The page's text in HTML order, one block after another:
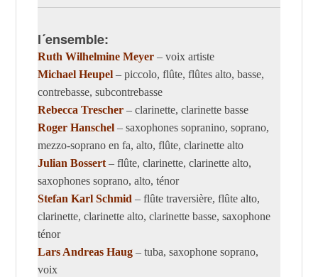
l´ensemble:
Ruth Wilhelmine Meyer– voix artiste
Michael Heupel– piccolo, flûte, flûtes alto, basse,
contrebasse, subcontrebasse
Rebecca Trescher – clarinette, clarinette basse
Roger Hanschel– saxophones sopranino, soprano,
mezzo-soprano en fa, alto, flûte, clarinette alto
Julian Bossert– flûte, clarinette, clarinette alto,
saxophones soprano, alto, ténor
Stefan Karl Schmid– flûte traversière, flûte alto,
clarinette, clarinette alto, clarinette basse, saxophone
ténor
Lars Andreas Haug– tuba, saxophone soprano,
voix